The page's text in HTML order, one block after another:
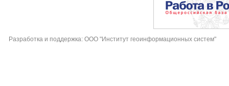
Разработка и поддержка: ООО "Институт геоинформационных систем"